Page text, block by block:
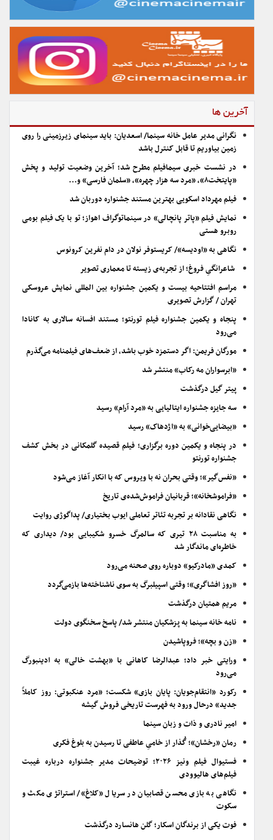
آخرین ها
نگرانی مدیر عامل خانه سینما/ اسعدیان: باید سینمای زیرزمینی را روی
زمین بیاوریم تا قابل کنترل باشد
در نشست خبری سیمافیلم مطرح شد؛ آخرین وضعیت تولید و پخش
«پایتخت۸»، «مرد سه هزار چهره»، «سلمان فارسی» و…
فیلم مهرداد اسکویی بهترین مستند جشنواره دوربان شد
نمایش فیلم «پاتر پانچالی» در سینماتوگراف اهواز؛ تو با یک فیلم بومی
روبرو هستی
نگاهی به «اودیسه»/ کریستوفر نولان در دام نفرین کرونوس
شاعرانگیِ فروغ؛ از تجربه‌ی زیسته تا معماری تصویر
مراسم افتتاحیه بیست و یکمین جشنواره بین المللی نمایش عروسکی
تهران / گزارش تصویری
پنجاه و یکمین جشنواره فیلم تورنتو؛ مستند افسانه سالاری به کانادا
می‌رود
مورگان فریمن: اگر دستمزد خوب باشد، از ضعف‌های فیلمنامه می‌گذرم
«ابرسواران مه رکاب» منتشر شد
پیتر گیل درگذشت
سه جایزه جشنواره ایتالیایی به «مرد آرام» رسید
«بیضایی‌خوانی» به «اژدهاک» رسید
در پنجاه و یکمین دوره برگزاری؛ فیلم قصیده گلمکانی در بخش کشف
جشنواره تورنتو
«نفس‌گیر»؛ وقتی بحران نه با ویروس که با انکار آغاز می‌شود
«فراموشخانه»؛ قربانیان فراموش‌شده‌ی تاریخ
نگاهی نقادانه بر تجربه تئاتر تعاملی ایوب بختیاری/ پداگوژی روایت
به مناسبت ۲۸ تیری که سالمرگ خسرو شکیبایی بود/ دیداری که
خاطره‌ای ماندگار شد
کمدی «مادرکیو» دوباره روی صحنه می‌رود
«روز افشاگری»؛ وقتی اسپیلبرگ به سوی ناشناخته‌ها بازمی‌گردد
مریم همتیان درگذشت
نامه خانه سینما به پزشکیان منتشر شد/ پاسخ سخنگوی دولت
«زن و بچه»؛ فروپاشیدن
ورایتی خبر داد؛ عبدالرضا کاهانی با «بهشت خالی» به ادینبورگ
می‌رود
رکورد «انتقام‌جویان: پایان بازی» شکست؛ «مرد عنکبوتی: روز کاملاً
جدید» درحال ورود به فهرست تاریخی فروش گیشه
امیر نادری و ذات و زبان سینما
رمان «رخشان»؛ گُذار از خامیِ عاطفی تا رسیدن به بلوغ فکری
فستیوال فیلم ونیز ۲۰۲۶؛ توضیحات مدیر جشنواره درباره غیبت
فیلم‌های هالیوودی
نگاهی به بازی محسن قصابیان در سریال «کلاغ»/ استراتژی مکث و
سکوت
فوت یکی از برندگان اسکار؛ گلن هانسارد درگذشت